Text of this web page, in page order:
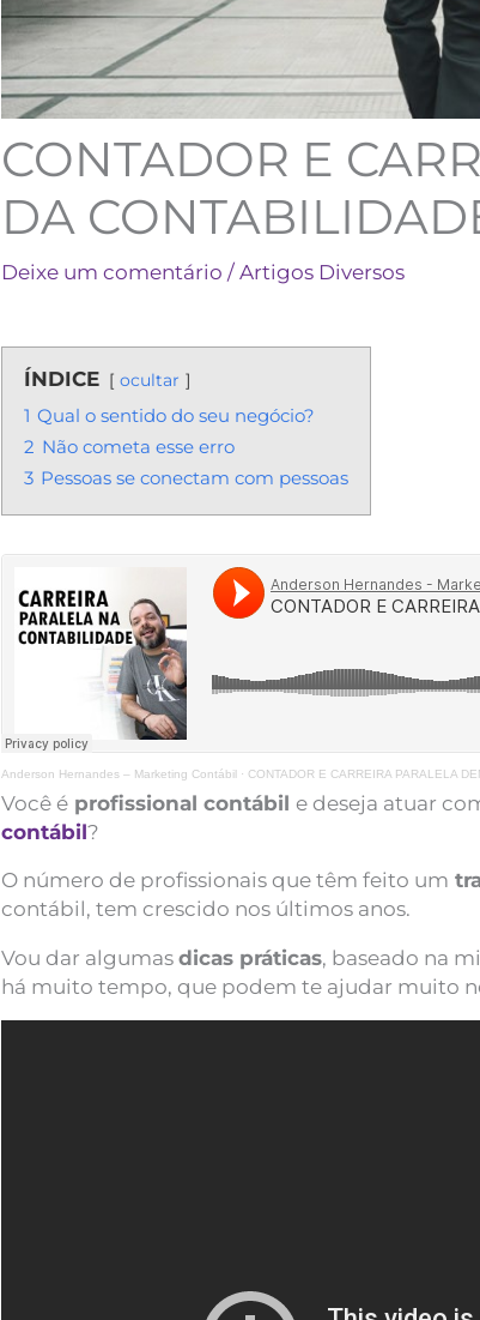
CONTADOR E
DA
Deixe um comentário / Artigos Diversos
ÍNDICE ocultar
1 Qual o sentido do seu negócio?
2 Não cometa esse erro
3 Pessoas se conectam com pessoas
Anderson Hernandes – Marketing Contábil· CONTADOR E CARREIRA PARALELA
Você éprofissional contábil e deseja atuar
contábil?
O número de profissionais que têm feito um
contábil, tem crescido nos últimos anos.
Vou dar algumas dicas práticas, baseado na
há muito tempo, que podem te ajudar muito